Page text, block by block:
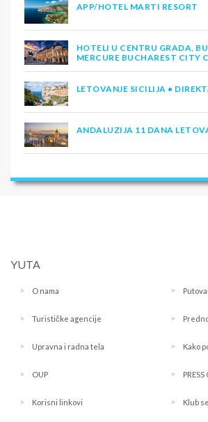
APP/HOTEL MARTI RESORT
HOTELI U CENTRU GRADA,
MERCURE BUCHAREST CITY
LETOVANJE SICILIJA •
ANDALUZIJA 11 DANA
YUTA
O nama
Turističke agencije
Upravna i radna tela Kako
OUP
Korisni linkovi Klub